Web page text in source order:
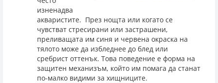
изненадва
акваристите. През нощта или когато се
чувстват стресирани или застрашени,
преливащата им синя и червена окраска на
тялото може да избледнее до блед или
сребрист оттенък. Това поведение е форма на
защитен механизъм, който им помага да станат
по-малко видими за хищниците.